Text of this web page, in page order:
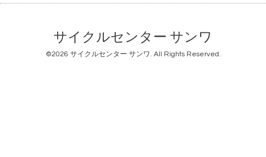
サイクルセンター サンワ
©2026 サイクルセンター サンワ. All Rights Reserved.